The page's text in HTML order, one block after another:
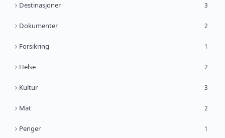
Destinasjoner 3
Dokumenter 2
Forsikring 1
Helse 2
Kultur 3
Mat 2
Penger 1